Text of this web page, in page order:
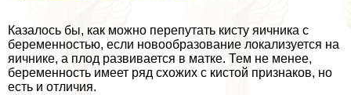
Казалось бы, как можно перепутать кисту яичника с
беременностью, если новообразование локализуется на
яичнике, а плод развивается в матке. Тем не менее,
беременность имеет ряд схожих с кистой признаков, но
есть и отличия.